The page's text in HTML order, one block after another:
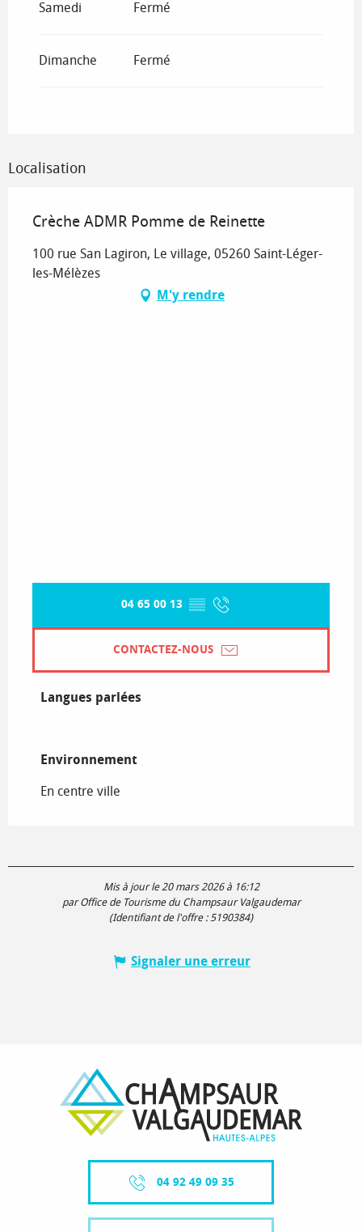
Samedi Fermé
Dimanche Fermé
Localisation
Crèche ADMR Pomme de Reinette
100 rue San Lagiron, Le village, 05260 Saint-Léger-
les-Mélèzes
M'y rendre
04 65 00 13 ▒▒
CONTACTEZ-NOUS
Langues parlées
Langues parlées
Environnement
Environnement
En centre ville
Mis à jour le 20 mars 2026 à 16:12
par Office de Tourisme du Champsaur Valgaudemar
(Identifiant de l'offre : 5190384)
Signaler une erreur
04 92 49 09 35